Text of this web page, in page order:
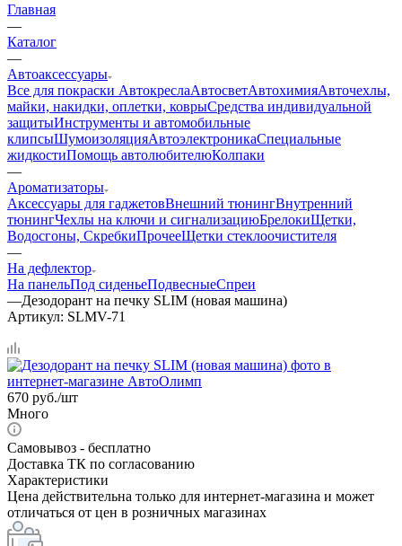
Главная
—
Каталог
—
Автоаксессуары
Все для покраски АвтокреслаАвтосветАвтохимияАвточехлы,
майки, накидки, оплетки, коврыСредства индивидуальной
защитыИнструменты и автомобильные
клипсыШумоизоляцияАвтоэлектроникаСпециальные
жидкостиПомощь автолюбителюКолпаки
—
Ароматизаторы
Аксессуары для гаджетовВнешний тюнингВнутренний
тюнингЧехлы на ключи и сигнализациюБрелокиЩетки,
Водосгоны, СкребкиПрочееЩетки стеклоочистителя
—
На дефлектор
На панельПод сиденьеПодвесныеСпреи
—Дезодорант на печку SLIM (новая машина)
Артикул: SLMV-71
670 руб./шт
Много
Самовывоз - бесплатно
Доставка ТК по согласованию
Характеристики
Цена действительна только для интернет-магазина и может
отличаться от цен в розничных магазинах